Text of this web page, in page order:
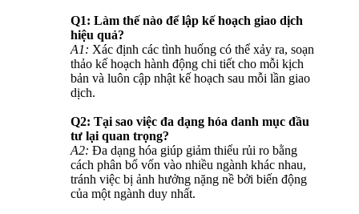
Q1: Làm thế nào để lập kế hoạch giao dịch
hiệu quả?
A1: Xác định các tình huống có thể xảy ra, soạn
thảo kế hoạch hành động chi tiết cho mỗi kịch
bản và luôn cập nhật kế hoạch sau mỗi lần giao
dịch.
Q2: Tại sao việc đa dạng hóa danh mục đầu
tư lại quan trọng?
A2: Đa dạng hóa giúp giảm thiểu rủi ro bằng
cách phân bổ vốn vào nhiều ngành khác nhau,
tránh việc bị ảnh hưởng nặng nề bởi biến động
của một ngành duy nhất.